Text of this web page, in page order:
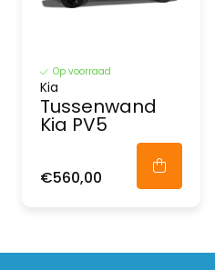
Op voorraad
Kia
Tussenwand
Kia PV5
€560,00